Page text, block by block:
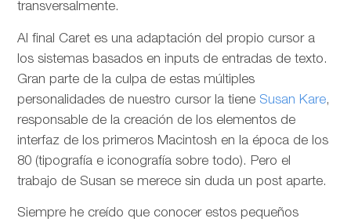
transversalmente.
Al final Caret es una adaptación del propio cursor a
los sistemas basados en inputs de entradas de texto.
Gran parte de la culpa de estas múltiples
personalidades de nuestro cursor la tiene Susan Kare,
responsable de la creación de los elementos de
interfaz de los primeros Macintosh en la época de los
80 (tipografía e iconografía sobre todo). Pero el
trabajo de Susan se merece sin duda un post aparte.
Siempre he creído que conocer estos pequeños